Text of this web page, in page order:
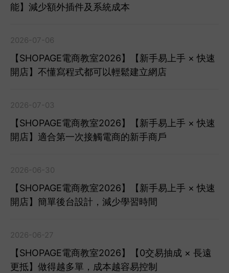
能】減少額外插件及系統成本
2026-07-06
【SHOPAGE電商教室2026】【新手易上手 × 快速
開店】不懂寫程式都可以輕鬆建立網店
2026-07-03
【SHOPAGE電商教室2026】【新手易上手 × 快速
開店】適合第一次接觸電商的新手商戶
2026-06-30
【SHOPAGE電商教室2026】【新手易上手 × 快速
開店】簡單後台設計，減少學習時間
2026-06-27
【SHOPAGE電商教室2026】【0交易抽成 × 長遠
更抵】做得越多單，成本越容易控制